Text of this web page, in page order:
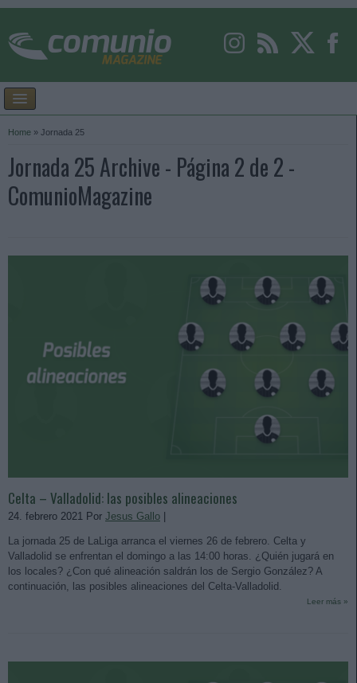
Home » Jornada 25
Jornada 25 Archive - Página 2 de 2 -
ComunioMagazine
Celta – Valladolid: las posibles alineaciones
24. febrero 2021 Por Jesus Gallo
La jornada 25 de LaLiga arranca el viernes 26 de febrero. Celta y
Valladolid se enfrentan el domingo a las 14:00 horas. ¿Quién jugará en
los locales? ¿Con qué alineación saldrán los de Sergio González? A
continuación, las posibles alineaciones del Celta-Valladolid.
Leer más »